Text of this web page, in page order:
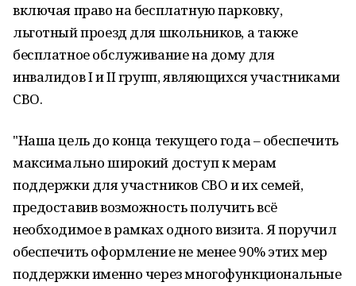
включая право на бесплатную парковку,
льготный проезд для школьников, а также
бесплатное обслуживание на дому для
инвалидов I и II групп, являющихся участниками
СВО.
"Наша цель до конца текущего года – обеспечить
максимально широкий доступ к мерам
поддержки для участников СВО и их семей,
предоставив возможность получить всё
необходимое в рамках одного визита. Я поручил
обеспечить оформление не менее 90% этих мер
поддержки именно через многофункциональные